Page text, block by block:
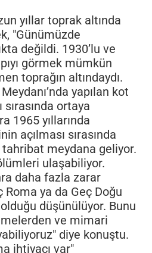
yıllar toprak altında
"Günümüzde
değildi. 1930’lu ve
görmek mümkün
toprağın altındaydı.
yapılan kot
ortaya
1965 yıllarında
açılması sırasında
tahribat meydana geliyor.
ulaşabiliyor.
daha fazla zarar
Roma ya da Geç Doğu
düşünülüyor. Bunu
ve mimari
diye konuştu.
ihtiyacı var"